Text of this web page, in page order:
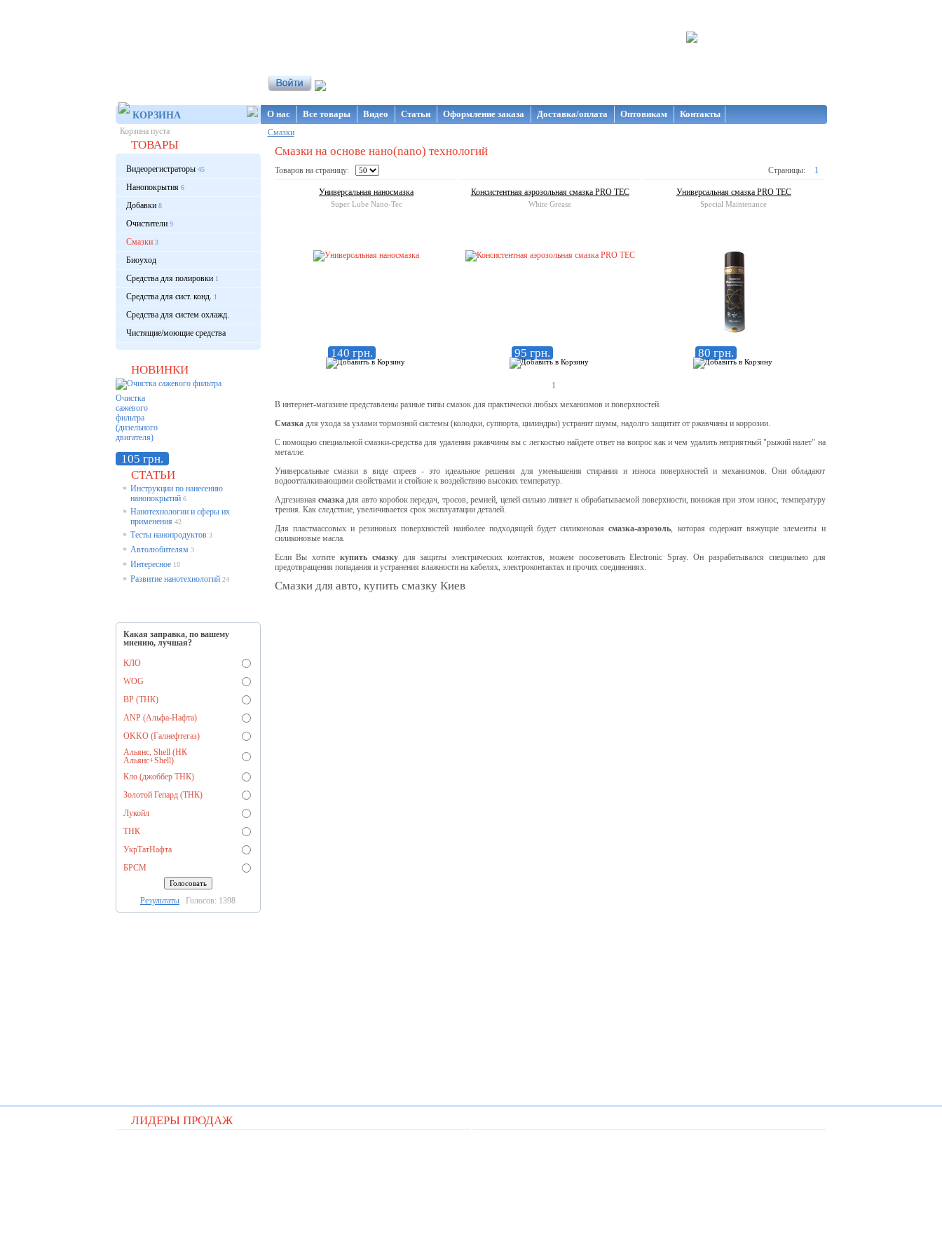
КОРЗИНА
Корзина пуста
ТОВАРЫ
Видеорегистраторы45
Нанопокрытия6
Добавки8
Очистители9
Смазки3
Биоуход
Средства для полировки1
Средства для сист. конд. 1
Средства для систем охлажд.
Чистящие/моющие средства
НОВИНКИ
Очистка
сажевого
фильтра
(дизельного
двигателя)
105 грн.
СТАТЬИ
* Инструкции по нанесению
нанопокрытий 6
* Нанотехнологии и сферы их
применения 42
* Тесты нанопродуктов 3
* Автолюбителям 3
* Интересное 10
* Развитие нанотехнологий 24
Какая заправка, по вашему
мнению, лучшая?
КЛО
WOG
BP (ТНК)
ANP (Альфа-Нафта)
OKKO (Галнефтегаз)
Альянс, Shell (НК
Альянс+Shell)
Кло (джоббер ТНК)
Золотой Гепард (ТНК)
Лукойл
ТНК
УкрТатНафта
БРСМ
Результаты Голосов: 1398
О нас Все товары Видео Статьи Оформление заказа Доставка/оплата Оптовикам Контакты
Смазки
Смазки на основе нано(nano) технологий
Товаров на страницу: Страницы: 1
Универсальная наносмазка
Super Lube Nano-Tec
140 грн.
Консистентная аэрозольная смазка PRO TEC
White Grease
95 грн.
Универсальная смазка PRO TEC
Special Maintenance
80 грн.
1
В интернет-магазине представлены разные типы смазок для практически любых механизмов и поверхностей.
Смазкадля ухода за узлами тормозной системы (колодки, суппорта, цилиндры) устранит шумы, надолго защитит от ржавчины и коррозии.
С помощью специальной смазки-средства для удаления ржавчины вы с легкостью найдете ответ на вопрос как и чем удалить неприятный "рыжий налет" на
металле.
Универсальные смазки в виде спреев - это идеальное решения для уменьшения стирания и износа поверхностей и механизмов. Они обладают
водоотталкивающими свойствами и стойкие к воздействию высоких температур.
Адгезивная смазкадля авто коробок передач, тросов, ремней, цепей сильно липнет к обрабатываемой поверхности, понижая при этом износ, температуру
трения. Как следствие, увеличивается срок эксплуатации деталей.
Для пластмассовых и резиновых поверхностей наиболее подходящей будет силиконоваясмазка-аэрозоль, которая содержит вяжущие элементы и
силиконовые масла.
Если Вы хотите купить смазкудля защиты электрических контактов, можем посоветовать Electronic Spray. Он разрабатывался специально для
предотвращения попадания и устранения влажности на кабелях, электроконтактах и прочих соединениях.
Смазки для авто, купить смазку Киев
ЛИДЕРЫ ПРОДАЖ